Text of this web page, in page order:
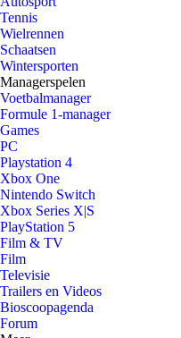
Tennis
Wielrennen
Schaatsen
Wintersporten
Managerspelen
Voetbalmanager
Formule 1-manager
Games
PC
Playstation 4
Xbox One
Nintendo Switch
Xbox Series X|S
PlayStation 5
Film & TV
Film
Televisie
Trailers en Videos
Bioscoopagenda
Forum